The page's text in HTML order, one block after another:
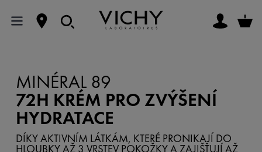
MINÉRAL 89
72H KRÉM PRO ZVÝŠENÍ
HYDRATACE
DÍKY AKTIVNÍM LÁTKÁM, KTERÉ PRONIKAJÍ DO
HLOUBKY AŽ 3 VRSTEV POKOŽKY A ZAJIŠŤUJÍ AŽ